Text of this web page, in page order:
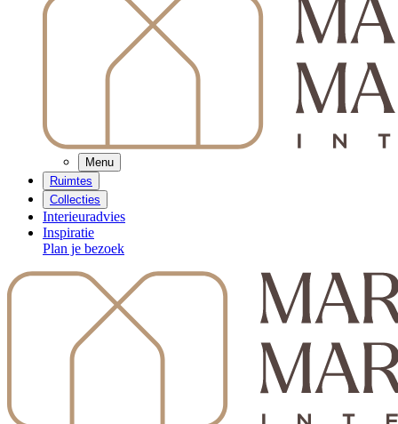
Menu
Ruimtes
Collecties
Interieuradvies
Inspiratie
Plan je bezoek